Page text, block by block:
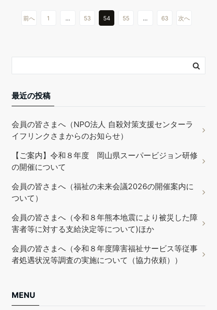
前へ 1 … 53 54 55 … 63 次へ
最近の投稿
会員の皆さまへ（NPO法人 自殺対策支援センターラ
イフリンクさまからのお知らせ）
【ご案内】令和８年度 岡山県スーパービジョン研修
の開催について
会員の皆さまへ（福祉の未来会議2026の開催案内に
ついて）
会員の皆さまへ（令和８年熊本地震により被災した障
害者等に対する支給決定等について)ほか
会員の皆さまへ（令和８年度障害福祉サービス等従事
者処遇状況等調査の実施について（協力依頼））
MENU